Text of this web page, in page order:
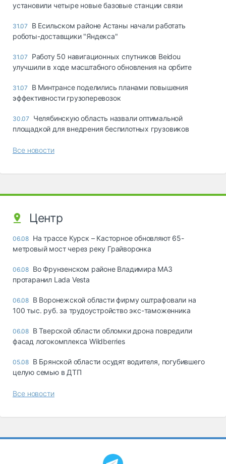
установили четыре новые базовые станции связи
31.07
В Есильском районе Астаны начали работать
роботы-доставщики "Яндекса"
31.07
Работу 50 навигационных спутников Beidou
улучшили в ходе масштабного обновления на орбите
31.07
В Минтрансе поделились планами повышения
эффективности грузоперевозок
30.07
Челябинскую область назвали оптимальной
площадкой для внедрения беспилотных грузовиков
Все новости
Центр
06.08 На трассе Курск – Касторное обновляют 65-
метровый мост через реку Грайворонка
06.08 Во Фрунзенском районе Владимира МАЗ
протаранил Lada Vesta
06.08 В Воронежской области фирму оштрафовали на
100 тыс. руб. за трудоустройство экс-таможенника
06.08 В Тверской области обломки дрона повредили
фасад логокомплекса Wildberries
05.08 В Брянской области осудят водителя, погубившего
целую семью в ДТП
Все новости